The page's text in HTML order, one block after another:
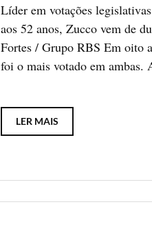
Líder em votações
aos 52 anos, Zucco vem de
Fortes / Grupo RBS Em oito
foi o mais votado em
LER MAIS